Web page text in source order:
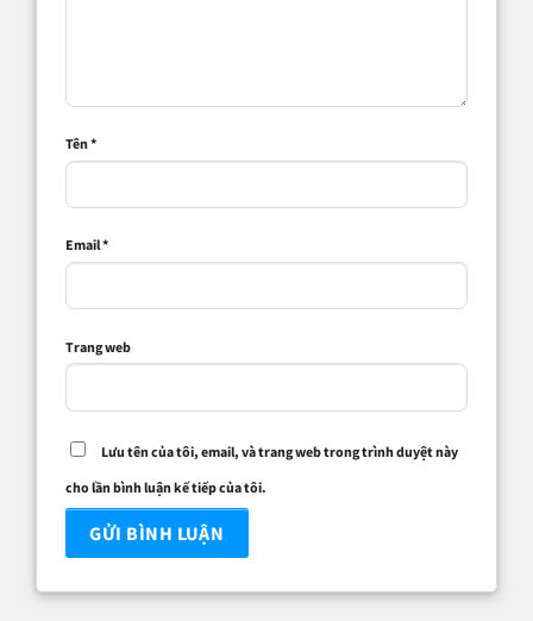
Tên*
Email*
Trang web
Lưu tên của tôi, email, và trang web trong trình duyệt này
cho lần bình luận kế tiếp của tôi.